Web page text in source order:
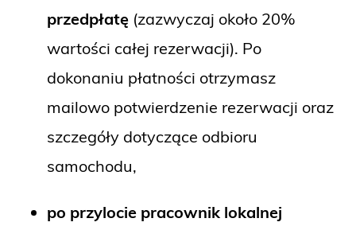
przedpłatę (zazwyczaj około 20%
wartości całej rezerwacji). Po
dokonaniu płatności otrzymasz
mailowo potwierdzenie rezerwacji oraz
szczegóły dotyczące odbioru
samochodu,
po przylocie pracownik lokalnej